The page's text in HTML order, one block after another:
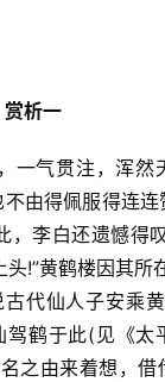
赏析一
一气贯注，浑然
不由得佩服得连
，李白还遗憾得
!”黄鹤楼因其所
代仙人子安乘
鹤于此(见《太
之由来着想，借